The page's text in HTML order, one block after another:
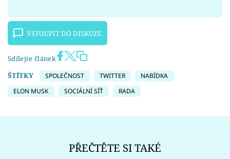
VSTOUPIT DO DISKUZE
Sdílejte článek
ŠTÍTKY
SPOLEČNOST TWITTER
NABÍDKA
ELON MUSK
SOCIÁLNÍ SÍŤ RADA
PŘEČTĚTE SI TAKÉ